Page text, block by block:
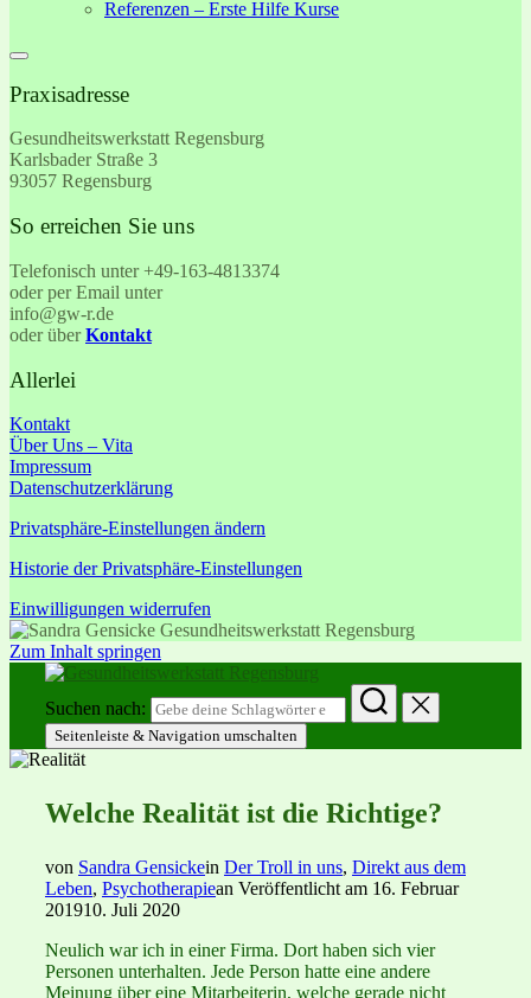
Referenzen – Erste Hilfe Kurse
Praxisadresse
Gesundheitswerkstatt Regensburg
Karlsbader Straße 3
93057 Regensburg
So erreichen Sie uns
Telefonisch unter +49-163-4813374
oder per Email unter
info@gw-r.de
oder überKontakt
Allerlei
Kontakt
Über Uns – Vita
Impressum
Datenschutzerklärung
Privatsphäre-Einstellungen ändern
Historie der Privatsphäre-Einstellungen
Einwilligungen widerrufen
Zum Inhalt springen
Suchen nach:
Seitenleiste & Navigation umschalten
Welche Realität ist die Richtige?
von Sandra Gensickein Der Troll in uns, Direkt aus dem
Leben, Psychotherapiean Veröffentlicht am 16. Februar
201910. Juli 2020
Neulich war ich in einer Firma. Dort haben sich vier
Personen unterhalten. Jede Person hatte eine andere
Meinung über eine Mitarbeiterin, welche gerade nicht